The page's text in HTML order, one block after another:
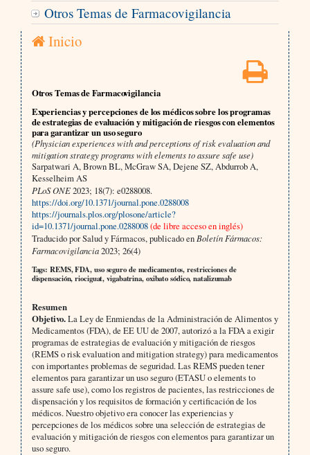
Otros Temas de Farmacovigilancia
Inicio
Otros Temas de Farmacovigilancia
Experiencias y percepciones de los médicos sobre los programas
de estrategias de evaluación y mitigación de riesgos con elementos
para garantizar un uso seguro
(Physician experiences with and perceptions of risk evaluation and
mitigation strategy programs with elements to assure safe use)
Sarpatwari A, Brown BL, McGraw SA, Dejene SZ, Abdurrob A,
Kesselheim AS
PLoS ONE2023; 18(7): e0288008.
https://doi.org/10.1371/journal.pone.0288008
https://journals.plos.org/plosone/article?
id=10.1371/journal.pone.0288008(de libre acceso en inglés)
Traducido por Salud y Fármacos, publicado en Boletín Fármacos:
Farmacovigilancia2023; 26(4)
Tags: REMS, FDA, uso seguro de medicamentos, restricciones de
dispensación, riociguat, vigabatrina, oxibato sódico, natalizumab
Resumen
Objetivo.La Ley de Enmiendas de la Administración de Alimentos y
Medicamentos (FDA), de EE UU de 2007, autorizó a la FDA a exigir
programas de estrategias de evaluación y mitigación de riesgos
(REMS o risk evaluation and mitigation strategy) para medicamentos
con importantes problemas de seguridad. Las REMS pueden tener
elementos para garantizar un uso seguro (ETASU o elements to
assure safe use), como los registros de pacientes, las restricciones de
dispensación y los requisitos de formación y certificación de los
médicos. Nuestro objetivo era conocer las experiencias y
percepciones de los médicos sobre una selección de estrategias de
evaluación y mitigación de riesgos con elementos para garantizar un
uso seguro.